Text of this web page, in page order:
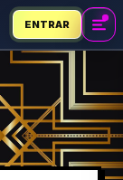
ENTRAR